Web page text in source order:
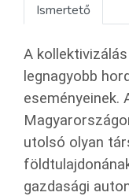
Ismertető
A
legnagyobb
eseményeinek.
utolsó olyan
gazdasági